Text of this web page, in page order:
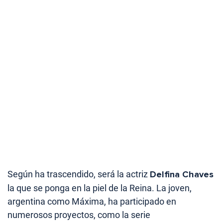
Según ha trascendido, será la actriz Delfina Chaves
la que se ponga en la piel de la Reina. La joven,
argentina como Máxima, ha participado en
numerosos proyectos, como la serie